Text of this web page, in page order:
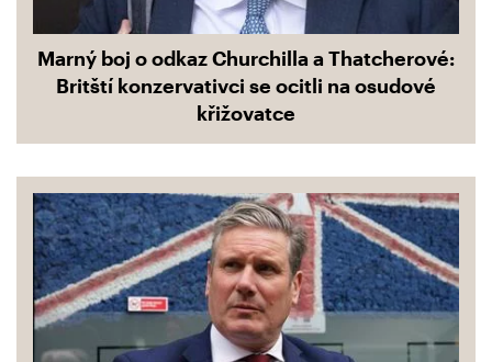
Marný boj o odkaz Churchilla a Thatcherové:
Britští konzervativci se ocitli na osudové
křižovatce